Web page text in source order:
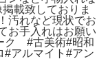
載致しておりま
汚れなど現状でお
お手入れはお願い
ク #古美術#昭和
アルマイト#アン